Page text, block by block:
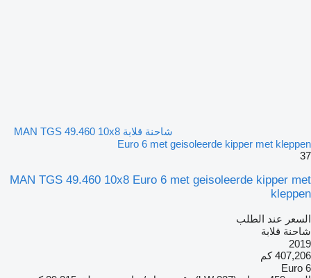
شاحنة قلابة MAN TGS 49.460 10x8
Euro 6 met geisoleerde kipper met kleppen
37
MAN TGS 49.460 10x8 Euro 6 met geisoleerde kipper met
kleppen
السعر عند الطلب
شاحنة قلابة
2019
407,206 كم
Euro 6